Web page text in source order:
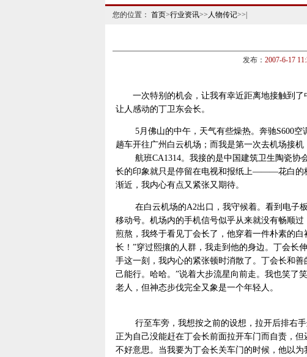
您的位置： 首页>行业资讯>> 人物传记>>|
发布： 2007-6-17
一次特别的机会，让我有幸近距离地接触到了
让人感动的丁卫东会长。
5月佛山的中午，天气有些燥热。奔驰S600空
趟车开往广州白云机场；而我是第一次去机场接
航班CA1314。我接的是中国建筑卫生陶瓷协
长的印象就只是停留在电视和报纸上———花白的
渐近，我内心有点又紧张又期待。
在白云机场的A2出口，我守候着。看到电子板
移动号。机场内的手机信号似乎从来就没有畅顺
煎熬，我终于看见丁会长了，他穿着一件朴素的
长！”穿过熙攘的人群，我走到他的身边。丁会长
手这一刻，我内心的紧张顿时消散了。丁会长和
己能行。哈哈。”说着大步流星向前走。我也笑了
老人，但神态步伐完全又象是一个年轻人。
行至车旁，我想按之前的设想，拉开后排右手
正为自己没能赶在丁会长前面拉开车门而自责，
不好意思。当我要为丁会长关车门的时候，他以